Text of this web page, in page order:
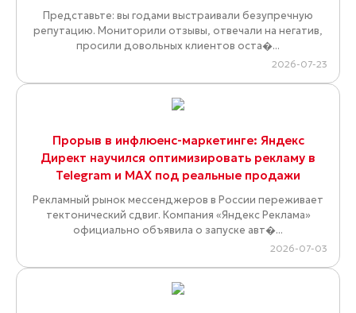
Представьте: вы годами выстраивали безупречную
репутацию. Мониторили отзывы, отвечали на негатив,
просили довольных клиентов оста�...
2026-07-23
Прорыв в инфлюенс-маркетинге: Яндекс
Директ научился оптимизировать рекламу в
Telegram и MAX под реальные продажи
Рекламный рынок мессенджеров в России переживает
тектонический сдвиг. Компания «Яндекс Реклама»
официально объявила о запуске авт�...
2026-07-03